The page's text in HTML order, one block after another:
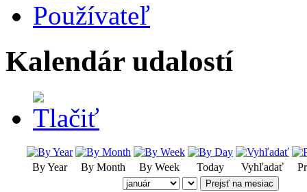
Používateľ
Kalendár udalostí
By Year By Month By Week Today Vyhľadať
Prejsť na mesiac